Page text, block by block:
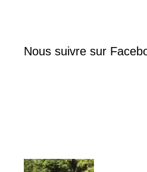
Nous suivre sur